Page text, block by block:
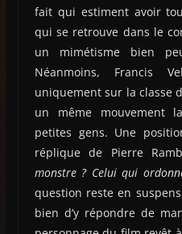
fait qui estiment avoir
qui se retrouve dans le
un mimétisme bien
Néanmoins, Francis
uniquement sur la classe
un même mouvement
petites gens. Une
réplique de Pierre
monstre ? Celui qui
question reste en
bien d’y répondre de